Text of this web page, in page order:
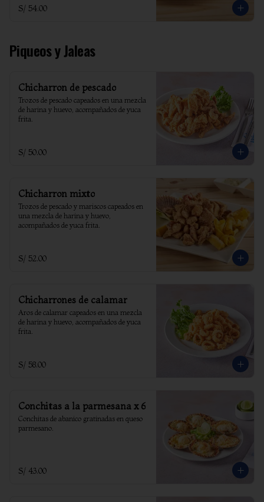
S/ 54.00
Piqueos y Jaleas
Chicharron de pescado
Trozos de pescado capeados en una mezcla
de harina y huevo, acompañados de yuca
frita.
S/ 50.00
Chicharron mixto
Trozos de pescado y mariscos capeados en
una mezcla de harina y huevo,
acompañados de yuca frita.
S/ 52.00
Chicharrones de calamar
Aros de calamar capeados en una mezcla
de harina y huevo, acompañados de yuca
frita.
S/ 58.00
Conchitas a la parmesana x 6
Conchitas de abanico gratinadas en queso
parmesano.
S/ 43.00